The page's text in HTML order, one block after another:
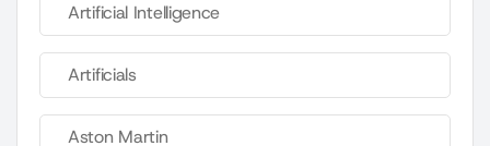
Artificial Intelligence
Artificials
Aston Martin